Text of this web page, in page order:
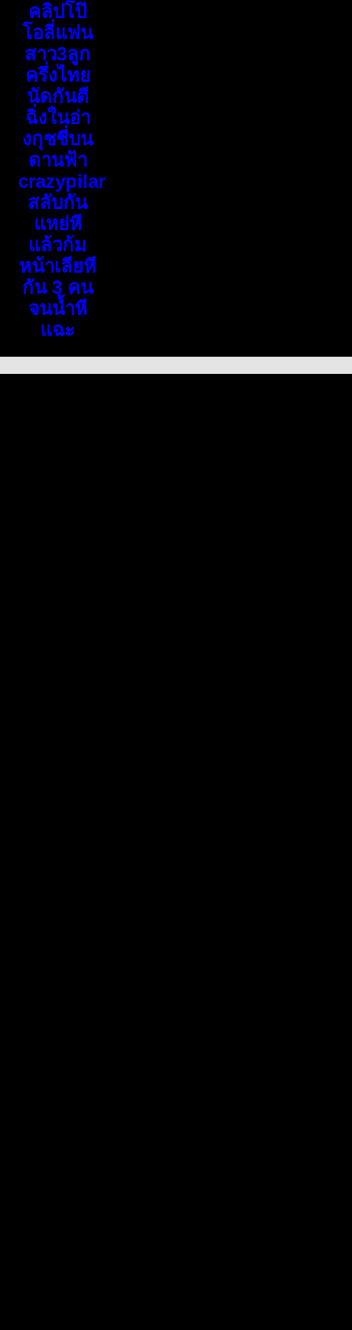
คลิปโป๊
โอลี่แฟน
สาว3ลูก
ครึ่งไทย
นัดกันตี
ฉิ่งในอ่า
งกุชชี่บน
ดานฟ้า
crazypilar
สลับกัน
แหย่หี
แล้วก้ม
หน้าเลียหี
กัน 3 คน
จนน้ำหี
แฉะ